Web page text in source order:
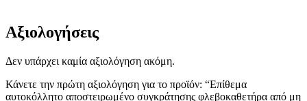
Αξιολογήσεις
Δεν υπάρχει καμία αξιολόγηση ακόμη.
Κάνετε την πρώτη αξιολόγηση για το προϊόν: “Επίθεμα
αυτοκόλλητο αποστειρωμένο συγκράτησης φλεβοκαθετήρα από μη